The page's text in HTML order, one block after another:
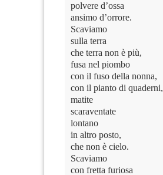
polvere d’ossa
ansimo d’orrore.
Scaviamo
sulla terra
che terra non è più,
fusa nel piombo
con il fuso della nonna,
con il pianto di quaderni,
matite
scaraventate
lontano
in altro posto,
che non è cielo.
Scaviamo
con fretta furiosa